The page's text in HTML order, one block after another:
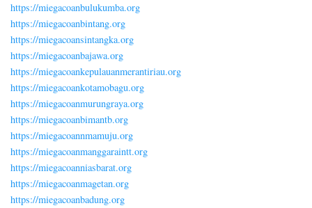
https://miegacoanbulukumba.org
https://miegacoanbintang.org
https://miegacoansintangka.org
https://miegacoanbajawa.org
https://miegacoankepulauanmerantiriau.org
https://miegacoankotamobagu.org
https://miegacoanmurungraya.org
https://miegacoanbimantb.org
https://miegacoannmamuju.org
https://miegacoanmanggaraintt.org
https://miegacoanniasbarat.org
https://miegacoanmagetan.org
https://miegacoanbadung.org